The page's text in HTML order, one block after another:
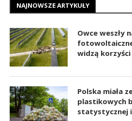
NAJNOWSZE ARTYKUŁY
Owce weszły
widzą korzyści
Polska miała
plastikowych
statystycznej